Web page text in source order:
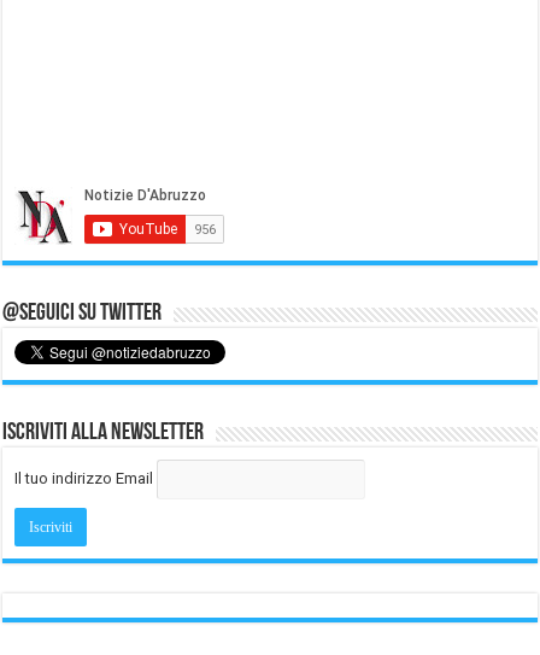
@Seguici su Twitter
Iscriviti alla Newsletter
Il tuo indirizzo Email